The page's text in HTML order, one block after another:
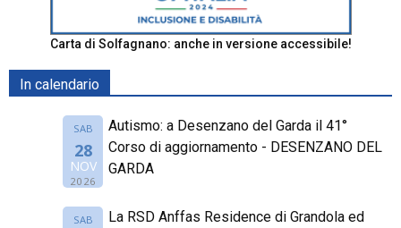
Carta di Solfagnano: anche in versione accessibile!
In calendario
SAB
28
NOV
2026
Autismo: a Desenzano del Garda il 41°
Corso di aggiornamento - DESENZANO DEL
GARDA
SAB
La RSD Anffas Residence di Grandola ed